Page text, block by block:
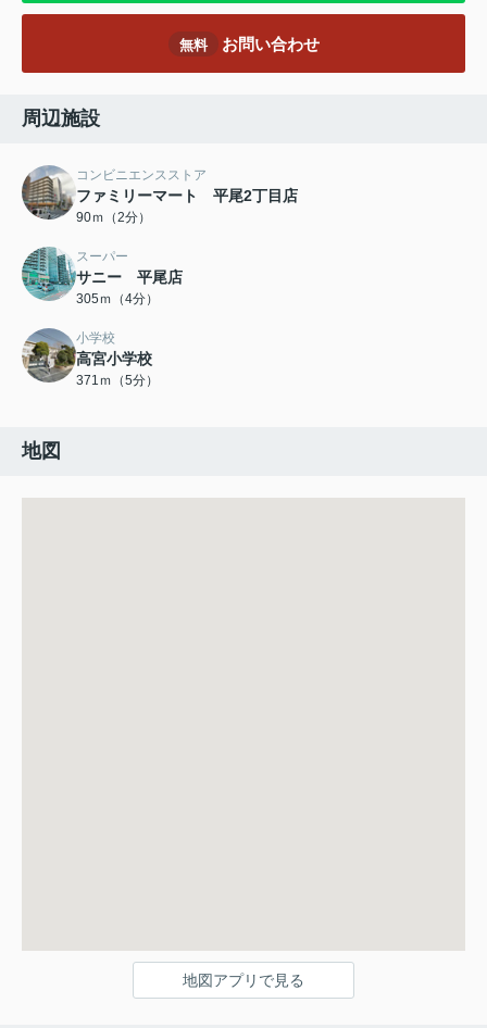
無料 お問い合わせ
周辺施設
コンビニエンスストア
ファミリーマート 平尾2丁目店
90ｍ（2分）
スーパー
サニー 平尾店
305ｍ（4分）
小学校
高宮小学校
371ｍ（5分）
地図
地図アプリで見る